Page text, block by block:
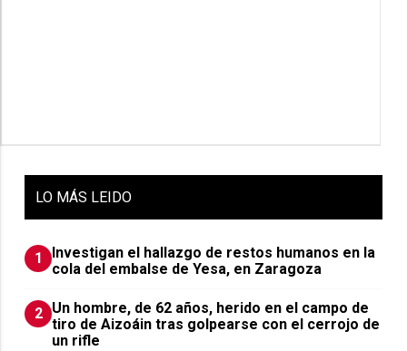
LO MÁS LEIDO
1
Investigan el hallazgo de restos humanos en la
cola del embalse de Yesa, en Zaragoza
2 Un hombre, de 62 años, herido en el campo de
tiro de Aizoáin tras golpearse con el cerrojo de
un rifle